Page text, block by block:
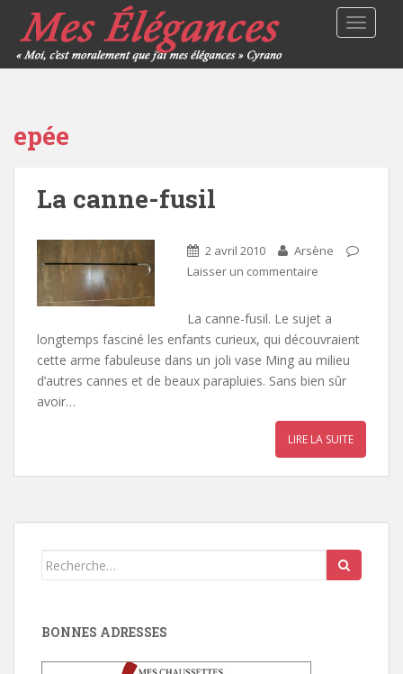
epée
La canne-fusil
2 avril 2010
Arsène
Laisser un commentaire
La canne-fusil. Le sujet a
longtemps fasciné les enfants curieux, qui découvraient
cette arme fabuleuse dans un joli vase Ming au milieu
d’autres cannes et de beaux parapluies. Sans bien sûr
avoir…
LIRE LA SUITE
Search
BONNES ADRESSES